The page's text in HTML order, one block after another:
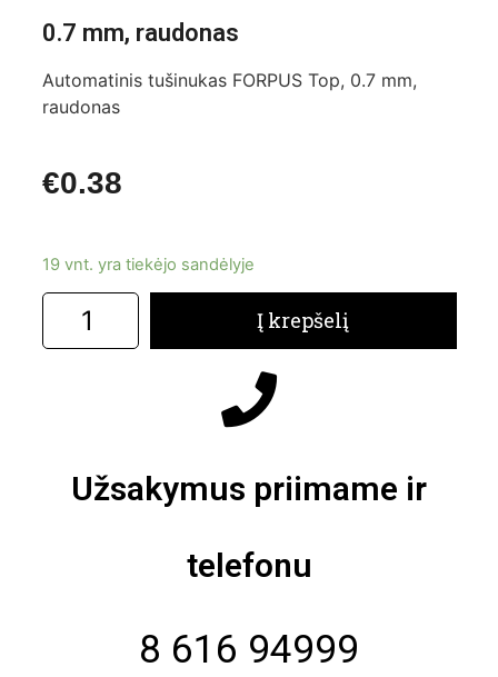
0.7 mm, raudonas
Automatinis tušinukas FORPUS Top, 0.7 mm,
raudonas
€0.38
19 vnt. yra tiekėjo sandėlyje
Į krepšelį
Užsakymus priimame ir
telefonu
8 616 94999